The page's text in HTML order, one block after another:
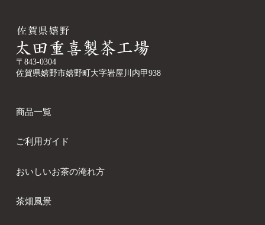
〒843-0304
佐賀県嬉野市嬉野町大字岩屋川内甲938
商品一覧
ご利用ガイド
おいしいお茶の淹れ方
茶畑風景